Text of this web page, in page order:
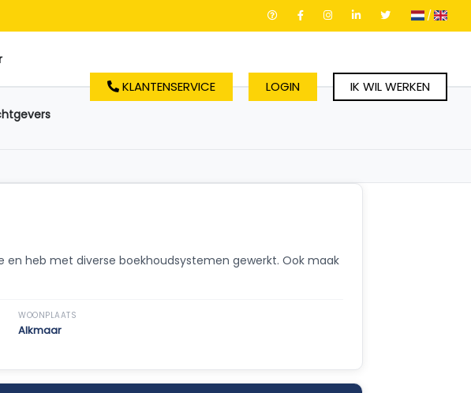
/
KLANTENSERVICE LOGIN IK WIL WERKEN
heb met diverse boekhoudsystemen gewerkt. Ook maak
WOONPLAATS
Alkmaar